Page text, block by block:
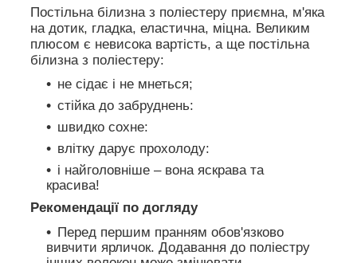
Постільна білизна з поліестеру приємна, м'яка
на дотик, гладка, еластична, міцна. Великим
плюсом є невисока вартість, а ще постільна
білизна з поліестеру:
не сідає і не мнеться;
стійка до забруднень:
швидко сохне:
влітку дарує прохолоду:
і найголовніше – вона яскрава та
красива!
Рекомендації по догляду
Перед першим пранням обов'язково
вивчити ярличок. Додавання до поліестру